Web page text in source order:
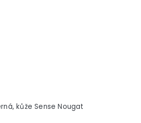
kůže Sense Nougat